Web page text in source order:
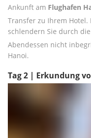
Ankunft am Flughafen
Transfer zu Ihrem
schlendern Sie durch
Abendessen nicht
Hanoi.
Tag 2 | Erkundung